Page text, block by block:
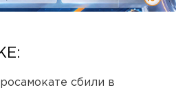
сбили в